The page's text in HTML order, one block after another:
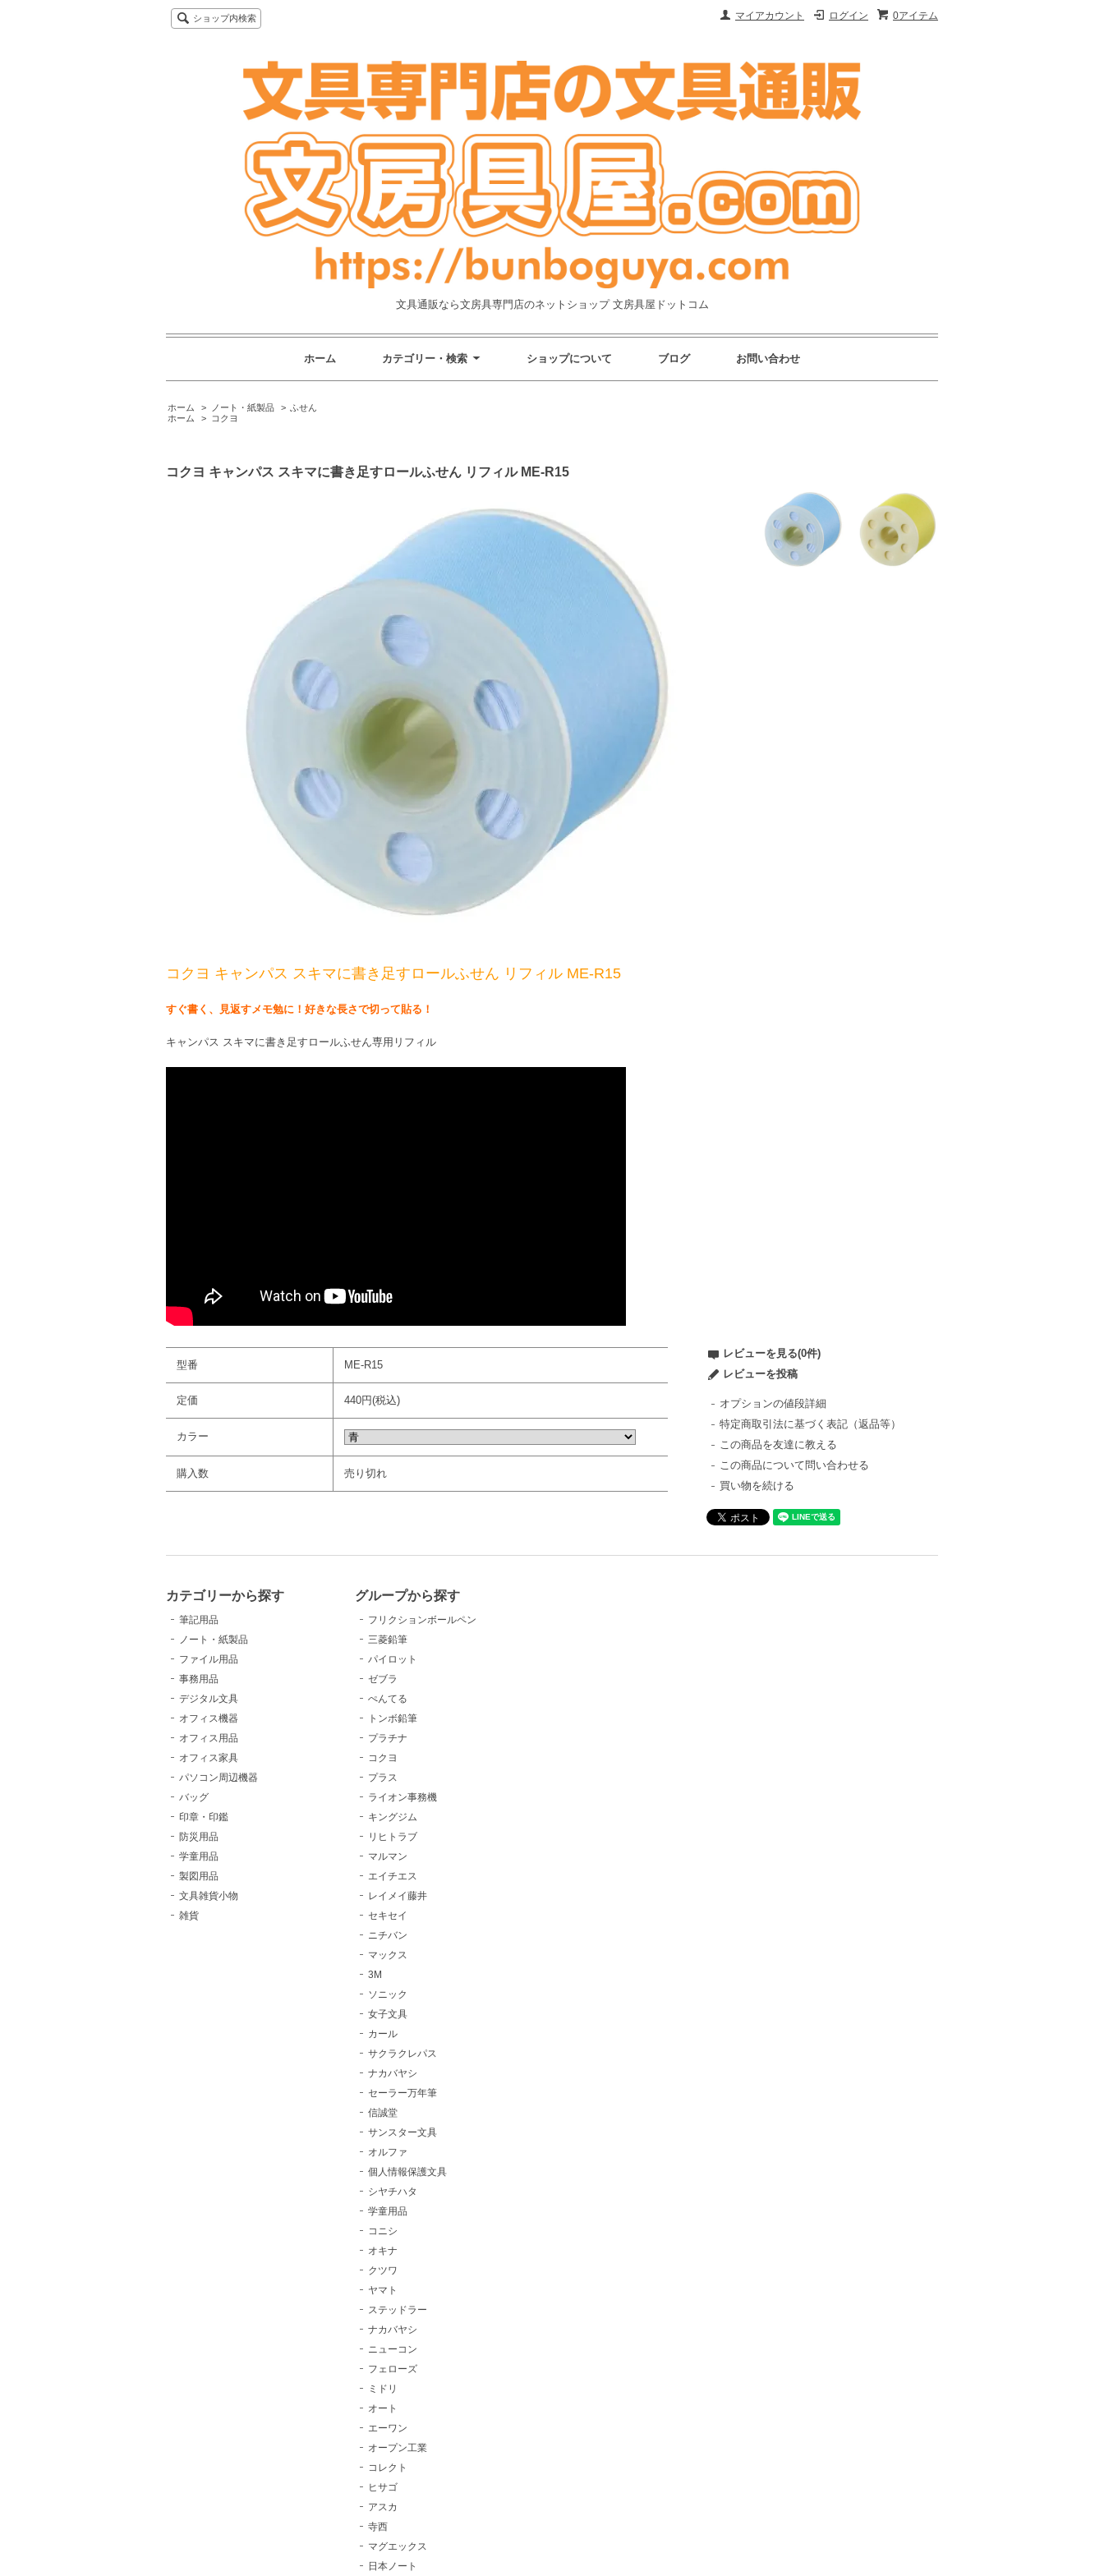
0アイテム
ログイン
マイアカウント
ショップ内検索
文具通販なら文房具専門店のネットショップ 文房具屋ドットコム
ホーム カテゴリー・検索 ショップについて ブログ お問い合わせ
ホーム > ノート・紙製品 > ふせん
ホーム
> コクヨ
コクヨ キャンパス スキマに書き足すロールふせん リフィル ME-R15
コクヨ キャンパス スキマに書き足すロールふせん リフィル ME-R15
すぐ書く、見返すメモ勉に！好きな長さで切って貼る！
キャンパス スキマに書き足すロールふせん専用リフィル
型番 ME-R15
定価 440円(税込)
カラー
購入数 売り切れ
レビューを見る(0件)
レビューを投稿
オプションの値段詳細
特定商取引法に基づく表記（返品等）
この商品を友達に教える
この商品について問い合わせる
買い物を続ける
カテゴリーから探す
筆記用品
ノート・紙製品
ファイル用品
事務用品
デジタル文具
オフィス機器
オフィス用品
オフィス家具
パソコン周辺機器
バッグ
印章・印鑑
防災用品
学童用品
製図用品
文具雑貨小物
雑貨
グループから探す
フリクションボールペン
三菱鉛筆
パイロット
ゼブラ
ぺんてる
トンボ鉛筆
プラチナ
コクヨ
プラス
ライオン事務機
キングジム
リヒトラブ
マルマン
エイチエス
レイメイ藤井
セキセイ
ニチバン
マックス
3M
ソニック
女子文具
カール
サクラクレパス
ナカバヤシ
セーラー万年筆
信誠堂
サンスター文具
オルファ
個人情報保護文具
シヤチハタ
学童用品
コニシ
オキナ
クツワ
ヤマト
ステッドラー
ナカバヤシ
ニューコン
フェローズ
ミドリ
オート
エーワン
オープン工業
コレクト
ヒサゴ
アスカ
寺西
マグエックス
日本ノート